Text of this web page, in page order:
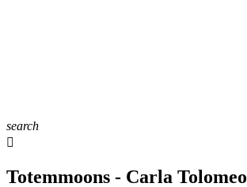
search

Totemmoons - Carla Tolomeo